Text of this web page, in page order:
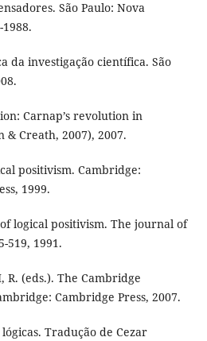
São Paulo: Nova
da investigação científica. São
Carnap’s revolution in
Creath, 2007), 2007.
positivism. Cambridge:
1999.
of logical positivism. The journal of
519, 1991.
R. (eds.). The Cambridge
Cambridge Press, 2007.
Tradução de Cezar